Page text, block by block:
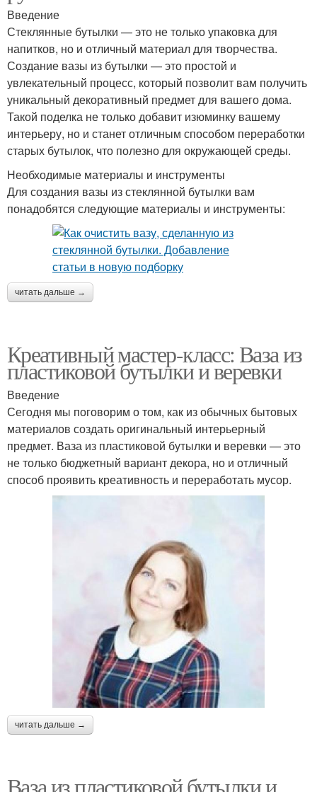
Введение
Стеклянные бутылки — это не только упаковка для
напитков, но и отличный материал для творчества.
Создание вазы из бутылки — это простой и
увлекательный процесс, который позволит вам получить
уникальный декоративный предмет для вашего дома.
Такой поделка не только добавит изюминку вашему
интерьеру, но и станет отличным способом переработки
старых бутылок, что полезно для окружающей среды.
Необходимые материалы и инструменты
Для создания вазы из стеклянной бутылки вам
понадобятся следующие материалы и инструменты:
читать дальше →
Креативный мастер-класс: Ваза из
пластиковой бутылки и веревки
Введение
Сегодня мы поговорим о том, как из обычных бытовых
материалов создать оригинальный интерьерный
предмет. Ваза из пластиковой бутылки и веревки — это
не только бюджетный вариант декора, но и отличный
способ проявить креативность и переработать мусор.
читать дальше →
Ваза из пластиковой бутылки и